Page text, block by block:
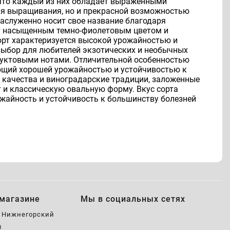
выращивания, но и прекрасной возможностью
носит свое название благодаря
насыщенным темно-фиолетовым цветом и
характеризуется высокой урожайностью и
для любителей экзотических и необычных
нотами. Отличительной особенностью
хорошей урожайностью и устойчивостью к
и виноградарские традиции, заложенные
классическую овальную форму. Вкус сорта
и устойчивость к большинству болезней
Мы в социальных сетях